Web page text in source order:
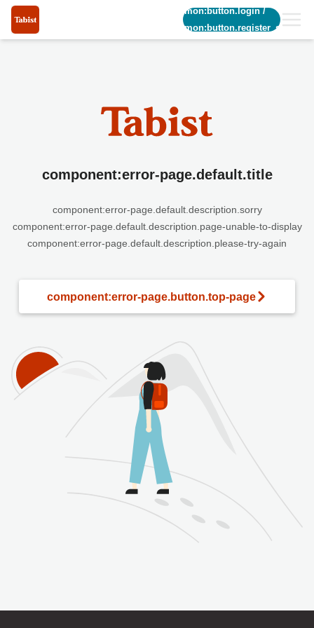
common:button.login/
common:button.register_short
component:error-page.default.title
component:error-page.default.description.sorry
component:error-page.default.description.page-unable-to-display
component:error-page.default.description.please-try-again
component:error-page.button.top-page